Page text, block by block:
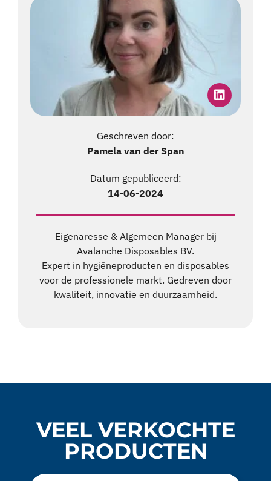
Geschreven door:
Pamela van der Span
Datum gepubliceerd:
14-06-2024
Eigenaresse & Algemeen Manager bij
Avalanche Disposables BV.
Expert in hygiëneproducten en disposables
voor de professionele markt. Gedreven door
kwaliteit, innovatie en duurzaamheid.
VEEL VERKOCHTE
PRODUCTEN